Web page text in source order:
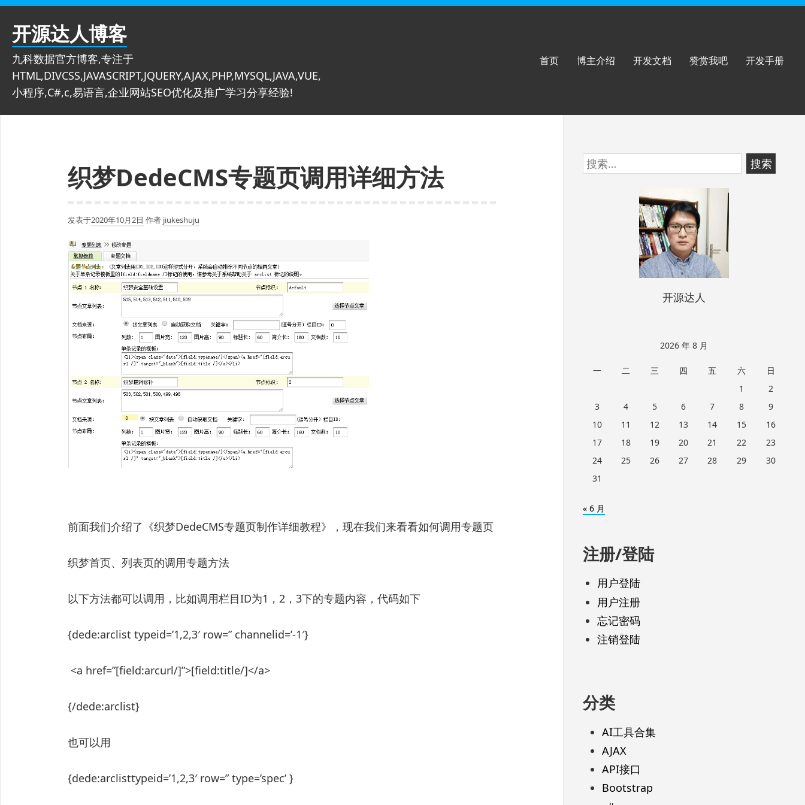
跳
开源达人博客
九科数据官方博客,专注于
HTML,DIVCSS,JAVASCRIPT,JQUERY,AJAX,PHP,MYSQL,JAVA,VUE,
小程序,C#,c,易语言,企业网站SEO优化及推广学习分享经验!
首页 博主介绍 开发文档 赞赏我吧 开发手册
织梦DedeCMS专题页调用详细方法
发表于2020年10月2日 作者 jiukeshuju
前面我们介绍了《织梦DedeCMS专题页制作详细教程》，现在我们来看看如何调用专题页
织梦首页、列表页的调用专题方法
以下方法都可以调用，比如调用栏目ID为1，2，3下的专题内容，代码如下
{dede:arclist typeid=’1,2,3′ row=” channelid=’-1′}
<a href=”[field:arcurl/]”>[field:title/]</a>
{/dede:arclist}
也可以用
{dede:arclisttypeid=’1,2,3′ row=” type=’spec’ }
跳
至
搜
索：
开源达人
2026 年 8 月
一 二 三 四 五 六
日
1
2
3
4 5 6 7 8
9
10
11 12 13 14 15
16
17
18 19 20 21 22
23
24
25 26 27 28 29
30
31
« 6 月
注册/登陆
用户登陆
用户注册
忘记密码
注销登陆
分类
AI工具合集
AJAX
API接口
Bootstrap